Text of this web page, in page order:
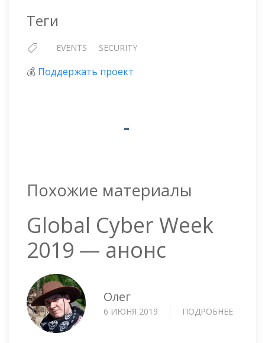
Теги
EVENTS SECURITY
💰 Поддержать проект
Похожие материалы
Global Cyber Week
2019 — анонс
Олег
6 ИЮНЯ 2019 ПОДРОБНЕЕ